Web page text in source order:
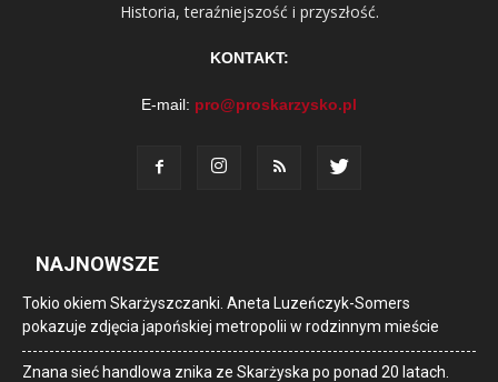
Historia, teraźniejszość i przyszłość.
KONTAKT:
E-mail: pro@proskarzysko.pl
NAJNOWSZE
Tokio okiem Skarżyszczanki. Aneta Luzeńczyk-Somers
pokazuje zdjęcia japońskiej metropolii w rodzinnym mieście
Znana sieć handlowa znika ze Skarżyska po ponad 20 latach.